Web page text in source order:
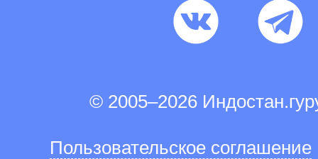
© 2005–2026
Пользовательское соглашение